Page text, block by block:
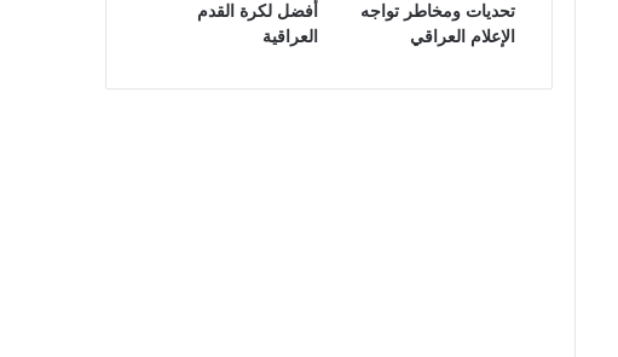
تحديات ومخاطر تواجه
الإعلام العراقي
أفضل لكرة القدم
العراقية